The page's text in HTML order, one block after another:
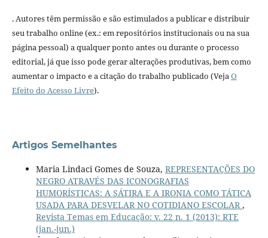
. Autores têm permissão e são estimulados a publicar e distribuir
seu trabalho online (ex.: em repositórios institucionais ou na sua
página pessoal) a qualquer ponto antes ou durante o processo
editorial, já que isso pode gerar alterações produtivas, bem como
aumentar o impacto e a citação do trabalho publicado (VejaO
Efeito do Acesso Livre).
Artigos Semelhantes
Maria Lindaci Gomes de Souza, REPRESENTAÇÕES DO
NEGRO ATRAVÉS DAS ICONOGRAFIAS
HUMORÍSTICAS: A SÁTIRA E A IRONIA COMO TÁTICA
USADA PARA DESVELAR NO COTIDIANO ESCOLAR,
Revista Temas em Educação: v. 22 n. 1 (2013): RTE
(jan.-jun.)